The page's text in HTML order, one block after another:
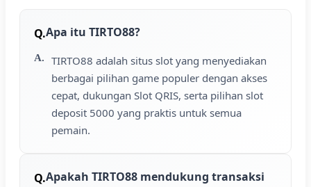
Apa itu TIRTO88?
TIRTO88 adalah situs slot yang menyediakan
berbagai pilihan game populer dengan akses
cepat, dukungan Slot QRIS, serta pilihan slot
deposit 5000 yang praktis untuk semua
pemain.
Apakah TIRTO88 mendukung transaksi